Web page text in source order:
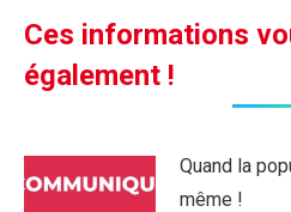
Ces informations
également !
Quand la
même !